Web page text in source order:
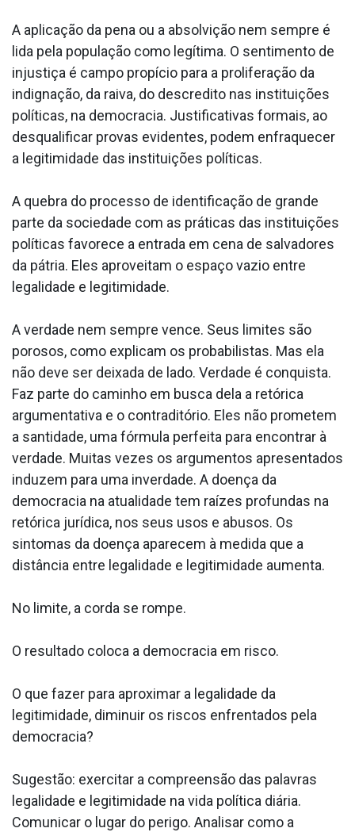
A aplicação da pena ou a absolvição nem sempre é
lida pela população como legítima. O sentimento de
injustiça é campo propício para a proliferação da
indignação, da raiva, do descredito nas instituições
políticas, na democracia. Justificativas formais, ao
desqualificar provas evidentes, podem enfraquecer
a legitimidade das instituições políticas.
A quebra do processo de identificação de grande
parte da sociedade com as práticas das instituições
políticas favorece a entrada em cena de salvadores
da pátria. Eles aproveitam o espaço vazio entre
legalidade e legitimidade.
A verdade nem sempre vence. Seus limites são
porosos, como explicam os probabilistas. Mas ela
não deve ser deixada de lado. Verdade é conquista.
Faz parte do caminho em busca dela a retórica
argumentativa e o contraditório. Eles não prometem
a santidade, uma fórmula perfeita para encontrar à
verdade. Muitas vezes os argumentos apresentados
induzem para uma inverdade. A doença da
democracia na atualidade tem raízes profundas na
retórica jurídica, nos seus usos e abusos. Os
sintomas da doença aparecem à medida que a
distância entre legalidade e legitimidade aumenta.
No limite, a corda se rompe.
O resultado coloca a democracia em risco.
O que fazer para aproximar a legalidade da
legitimidade, diminuir os riscos enfrentados pela
democracia?
Sugestão: exercitar a compreensão das palavras
legalidade e legitimidade na vida política diária.
Comunicar o lugar do perigo. Analisar como a